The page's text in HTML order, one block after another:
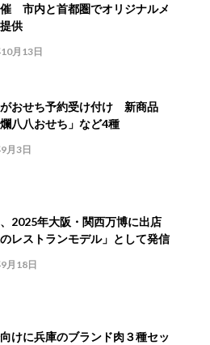
催 市内と首都圏でオリジナルメ
供
月13日
がおせち予約受け付け 新商品
爛八八おせち」など4種
月3日
2025年大阪・関西万博に出店
のレストランモデル」として発信
月18日
けに兵庫のブランド肉３種セッ